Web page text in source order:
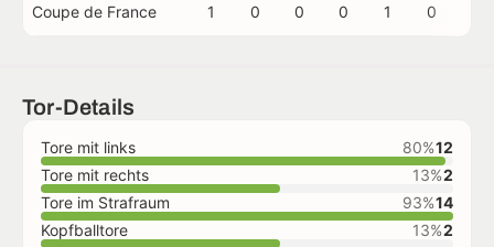
Coupe de France 1 0 0 0 1 0
Tor-Details
Tore mit links 80%12
Tore mit rechts
13%2
Tore im Strafraum
93%14
Kopfballtore
13%2